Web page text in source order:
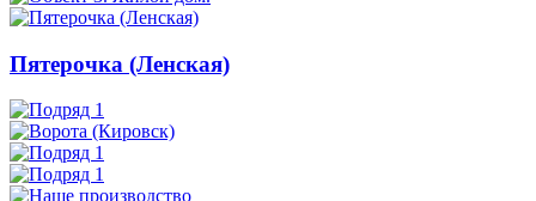
Пятерочка (Ленская)